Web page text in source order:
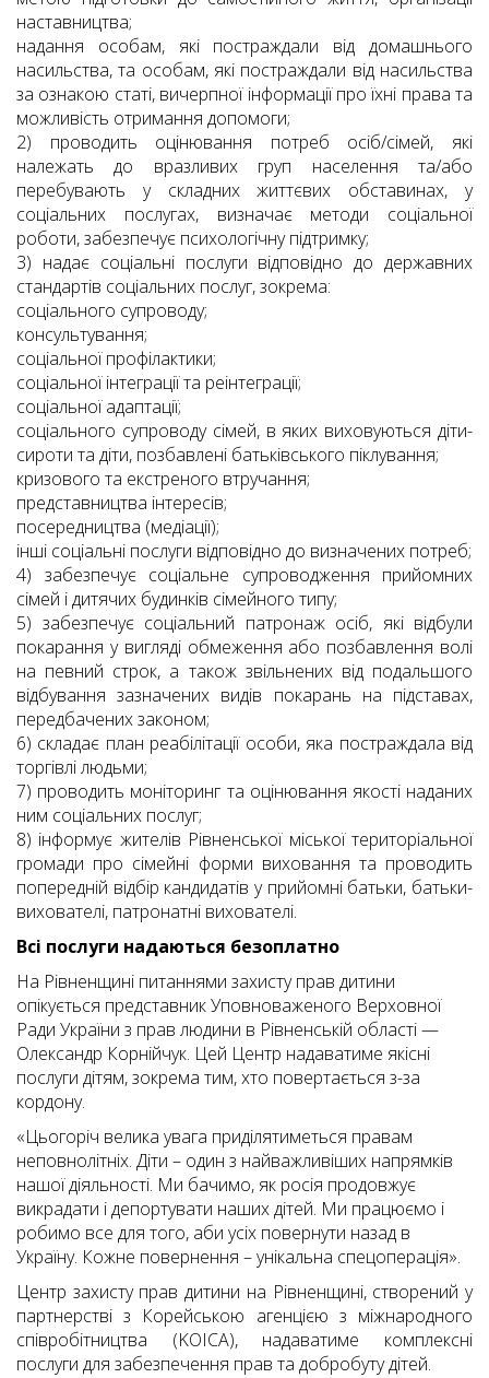
наставництва;
надання особам, які постраждали від домашнього
насильства, та особам, які постраждали від насильства
за ознакою статі, вичерпної інформації про їхні права та
можливість отримання допомоги;
2) проводить оцінювання потреб осіб/сімей, які
належать до вразливих груп населення та/або
перебувають у складних життєвих обставинах, у
соціальних послугах, визначає методи соціальної
роботи, забезпечує психологічну підтримку;
3) надає соціальні послуги відповідно до державних
стандартів соціальних послуг, зокрема:
соціального супроводу;
консультування;
соціальної профілактики;
соціальної інтеграції та реінтеграції;
соціальної адаптації;
соціального супроводу сімей, в яких виховуються діти-
сироти та діти, позбавлені батьківського піклування;
кризового та екстреного втручання;
представництва інтересів;
посередництва (медіації);
інші соціальні послуги відповідно до визначених потреб;
4) забезпечує соціальне супроводження прийомних
сімей і дитячих будинків сімейного типу;
5) забезпечує соціальний патронаж осіб, які відбули
покарання у вигляді обмеження або позбавлення волі
на певний строк, а також звільнених від подальшого
відбування зазначених видів покарань на підставах,
передбачених законом;
6) складає план реабілітації особи, яка постраждала від
торгівлі людьми;
7) проводить моніторинг та оцінювання якості наданих
ним соціальних послуг;
8) інформує жителів Рівненської міської територіальної
громади про сімейні форми виховання та проводить
попередній відбір кандидатів у прийомні батьки, батьки-
вихователі, патронатні вихователі.
Всі послуги надаються безоплатно
На Рівненщині питаннями захисту прав дитини
опікується представник Уповноваженого Верховної
Ради України з прав людини в Рівненській області —
Олександр Корнійчук. Цей Центр надаватиме якісні
послуги дітям, зокрема тим, хто повертається з-за
кордону.
«Цьогоріч велика увага приділятиметься правам
неповнолітніх. Діти – один з найважливіших напрямків
нашої діяльності. Ми бачимо, як росія продовжує
викрадати і депортувати наших дітей. Ми працюємо і
робимо все для того, аби усіх повернути назад в
Україну. Кожне повернення – унікальна спецоперація».
Центр захисту прав дитини на Рівненщині, створений у
партнерстві з Корейською агенцією з міжнародного
співробітництва (KOICA), надаватиме комплексні
послуги для забезпечення прав та добробуту дітей.